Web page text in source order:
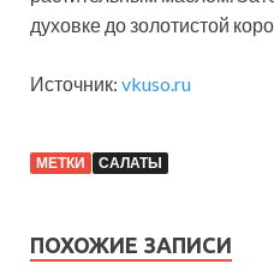
духовке до золотистой
Источник: vkuso.ru
МЕТКИ САЛАТЫ
ПОХОЖИЕ ЗАПИСИ